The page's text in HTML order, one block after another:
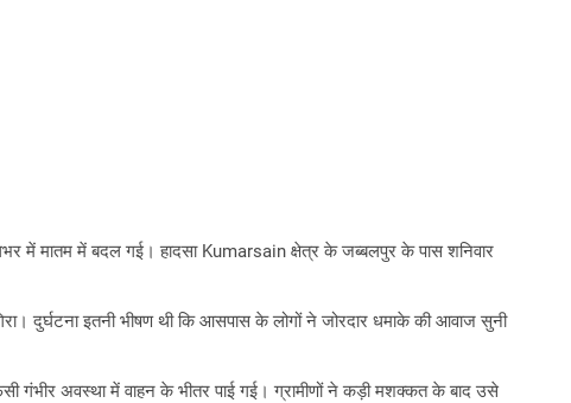
में मातम में बदल गई। हादसा Kumarsain क्षेत्र के जब्बलपुर के पास शनिवार
दुर्घटना इतनी भीषण थी कि आसपास के लोगों ने जोरदार धमाके की आवाज सुनी
गंभीर अवस्था में वाहन के भीतर पाई गई। ग्रामीणों ने कड़ी मशक्कत के बाद उसे